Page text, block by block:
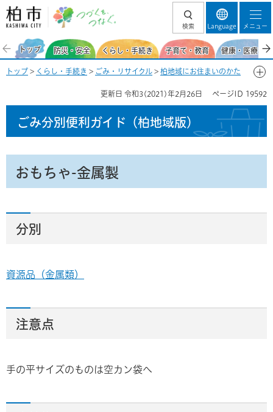
柏市 つづくを、
検索 Language メニュー
トップ 防災・安全 くらし・手続き 子育て・教育 健康・医療・
トップ > くらし・手続き > ごみ・リサイクル > 柏地域にお住まいのかた
更新日 令和3(2021)年2月26日 ページID 19592
ごみ分別便利ガイド （柏地域版）
おもちゃ-金属製
分別
資源品（金属類）
注意点
手の平サイズのものは空カン袋へ